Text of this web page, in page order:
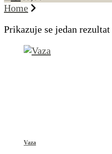
Home
Prikazuje se jedan rezultat
Vaza